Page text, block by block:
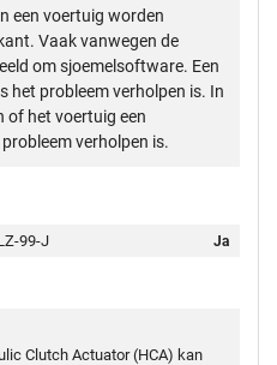
een voertuig worden
Vaak vanwegen de
om sjoemelsoftware. Een
het probleem verholpen is. In
of het voertuig een
verholpen is.
99-J
Ja
Clutch Actuator (HCA) kan